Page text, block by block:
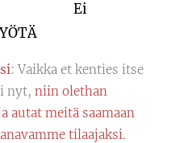
Ei
: Vaikka et kenties itse
nyt, niin olethan
autat meitä saamaan
tilaajaksi.